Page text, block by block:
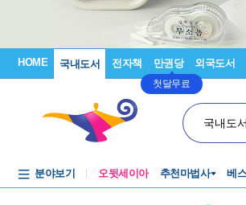
HOME 국내도서 전자책 만권당
첫달무료
외국도서
국내도
분야보기 오뒷세이아 추천마법사 베